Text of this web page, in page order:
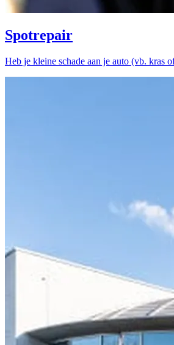
Spotrepair
Heb je kleine schade aan je auto (vb. kras